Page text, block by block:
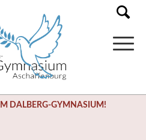
DALBERG-GYMNASIUM!